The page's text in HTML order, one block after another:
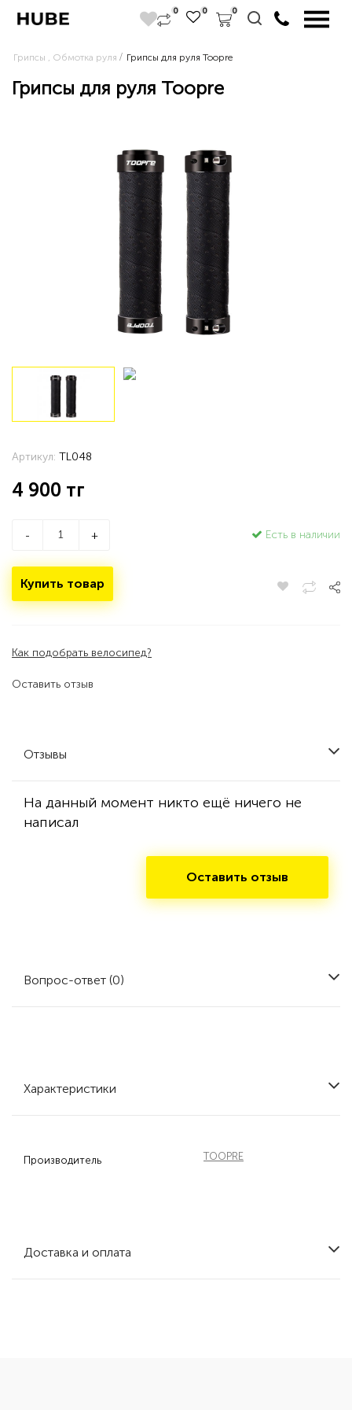
0 0 0
Грипсы , Обмотка руля Грипсы для руля Toopre
Грипсы для руля Toopre
Оставить отзыв
Артикул: TL048
4 900 тг
- + Есть в наличии
Купить товар
Как подобрать велосипед?
Отзывы
На данный момент никто ещё ничего не
написал
Оставить отзыв
Вопрос-ответ (0)
Характеристики
Производитель TOOPRE
Доставка и оплата